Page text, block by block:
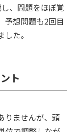
、問題をほぼ覚
予想問題も2回目
た。
ト
りませんが、頭